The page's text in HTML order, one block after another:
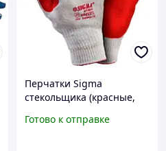
Перчатки Sigma
стекольщика (красные,
Готово к отправке